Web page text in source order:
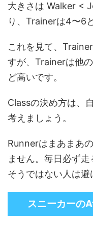
大きさは Walker <
り、Trainerは4〜6
これを見て、
すが、Trainerは他
ど高いです。
Classの決め方は、
考えましょう。
Runnerはまあまあ
ません。毎日必ず
そうではない人は避
スニーカーの